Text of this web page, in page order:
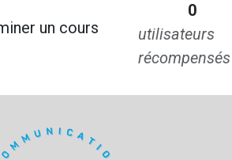
un cours
0
utilisateurs
récompensés